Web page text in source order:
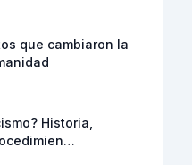
que cambiaron la
Historia,